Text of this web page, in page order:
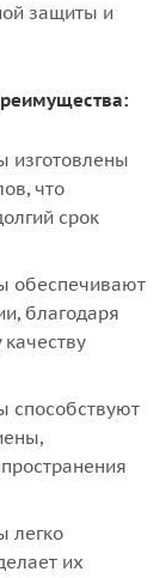
защиты и
изготовлены
что
срок
обеспечивают
благодаря
способствуют
легко
их